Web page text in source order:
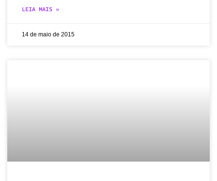
LEIA MAIS »
14 de maio de 2015